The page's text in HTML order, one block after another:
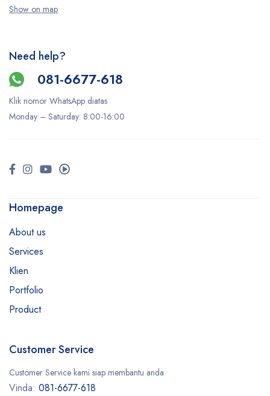
Show on map
Need help?
081-6677-618
Klik nomor WhatsApp diatas
Monday – Saturday: 8:00-16:00
Homepage
About us
Services
Klien
Portfolio
Product
Customer Service
Customer Service kami siap membantu anda
Vinda: 081-6677-618